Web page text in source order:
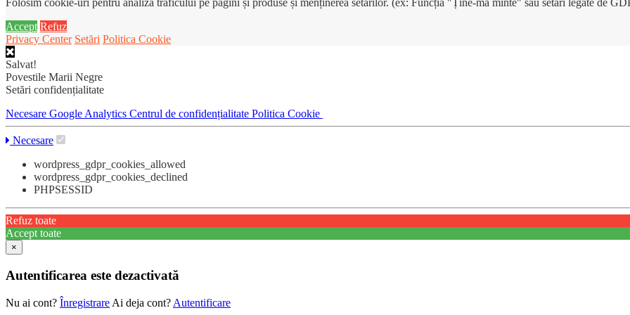
Folosim cookie-uri pentru analiza traficului pe pagini și produse și menținerea setărilor. (ex: Funcția "Ține-mă minte" sau setări legate de
Accept Refuz
Privacy Center Setări Politica Cookie
Salvat!
Povestile Marii Negre
Setări confidențialitate
Necesare Google Analytics Centrul de confidențialitate Politica Cookie
Necesare
wordpress_gdpr_cookies_allowed
wordpress_gdpr_cookies_declined
PHPSESSID
Refuz toate
Accept toate
×
Autentificarea este dezactivată
Nu ai cont? Înregistrare Ai deja cont? Autentificare